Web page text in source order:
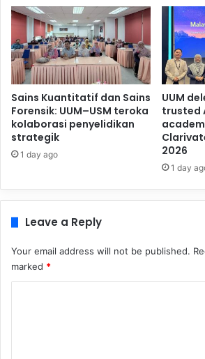
Sains Kuantitatif dan Sains
Forensik: UUM–USM teroka
kolaborasi penyelidikan
strategik
1 day ago
UUM
trusted
2026
1 day
Leave a Reply
Your email address will not be published.
marked *